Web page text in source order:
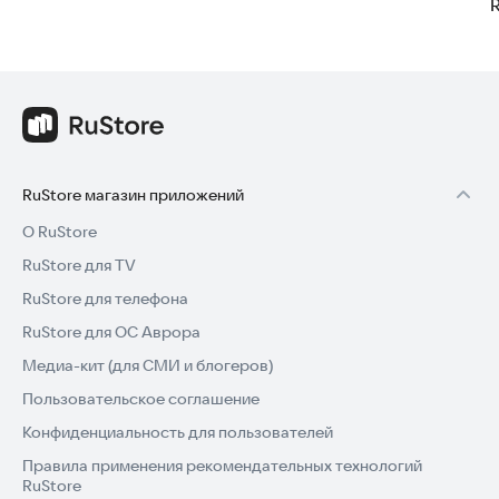
RuStore магазин приложений
О RuStore
RuStore для TV
RuStore для телефона
RuStore для ОС Аврора
Медиа-кит (для СМИ и блогеров)
Пользовательское соглашение
Конфиденциальность для пользователей
Правила применения рекомендательных технологий
RuStore